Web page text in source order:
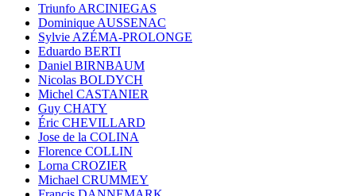
Triunfo ARCINIEGAS
Dominique AUSSENAC
Sylvie AZÉMA-PROLONGE
Eduardo BERTI
Daniel BIRNBAUM
Nicolas BOLDYCH
Michel CASTANIER
Guy CHATY
Éric CHEVILLARD
Jose de la COLINA
Florence COLLIN
Lorna CROZIER
Michael CRUMMEY